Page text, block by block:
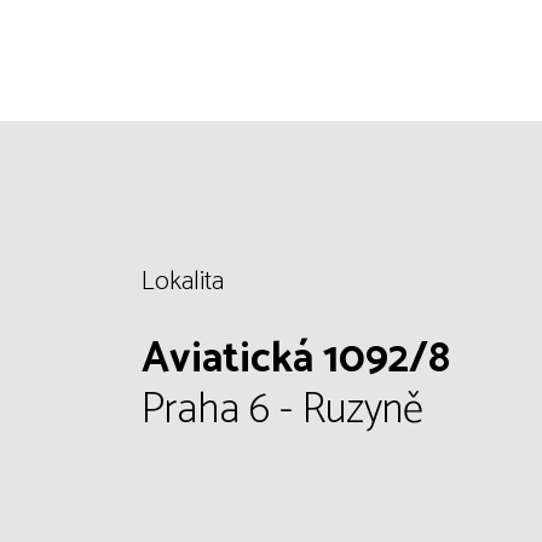
Lokalita
Aviatická 1092/8
Praha 6 - Ruzyně